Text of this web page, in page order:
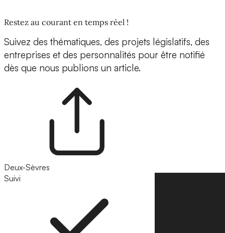
Restez au courant en temps réel !
Suivez des thématiques, des projets législatifs, des
entreprises et des personnalités pour être notifié
dès que nous publions un article.
Deux-Sèvres
Suivi